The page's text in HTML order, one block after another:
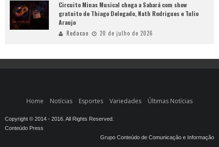
Circuito Minas Musical chega a Sabará com show
gratuito de Thiago Delegado, Nath Rodrigues e Tulio
Araujo
Redacao 20 de julho de 2026
Home Notícias Esportes Variedades Últimas Notícias
Copyright © 2014 - 2016. All Rights Reserved.
Conteúdo Press
Grupo Conteúdo de Comunicação e Informação